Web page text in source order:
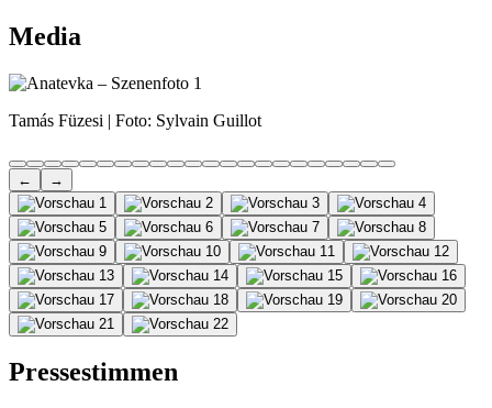
Media
Tamás Füzesi | Foto: Sylvain Guillot
← →
Pressestimmen